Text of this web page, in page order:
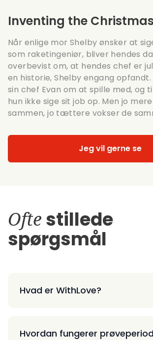
Inventing the
Når enlige mor Shelby ønsker at
som raketingeniør, bliver hendes
overbevist om, at hendes chef er
en historie, Shelby engang
sin chef Evan om at spille med, og
hun ikke sige sit job op. Men jo
sammen, jo tættere vokser de
Jeg vil gerne se
Ofte stillede
spørgsmål
Hvad er WithLove?
Hvordan fungerer